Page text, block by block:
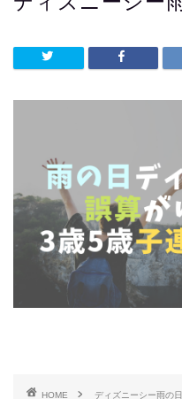
HOME ディズニーシー雨の